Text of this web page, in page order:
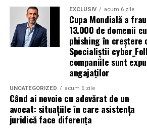
turneului, de la fraude online și furtul
operațiuni de dezinformare.
Avertismentele publice s-au
asupra fanilor și infrastructurii
specialiștii atrag atenția că firmele
inclusiv atunci când nu au nicio
industria sportului, turismului sau
Atacurile sunt mai eficiente în
evenimentelor globale
EXCLUSIV acum 6 zile
Cupa Mondială a
13.000 de domenii
phishing în creștere
Specialiștii
companiile sunt
angajaților
UNCATEGORIZED acum 6 zile
Când ai nevoie cu adevărat de un
avocat: situațiile în care asistența
juridică face diferența